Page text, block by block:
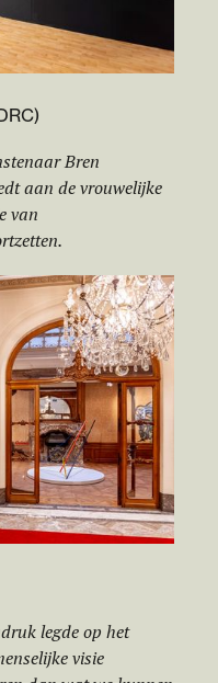
)
Bren
aan de vrouwelijke
van
legde op het
visie